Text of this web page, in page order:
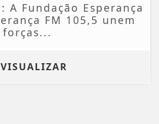
A Fundação Esperança
FM 105,5 unem
forças...
VISUALIZAR